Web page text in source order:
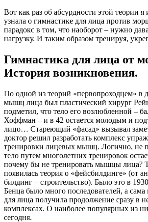
Вот как раз об абсурдности этой теории я
узнала о гимнастике для лица против
парадокс в том, что наоборот – нужно
нагрузку. И таким образом тренируя,
Гимнастика для лица от
История возникновения.
По одной из теорий «первопроходцем» в
мышц лица был пластический хирург
подметил, что тело его возлюбленной –
Хоффман – и в 42 остается молодым и
лицо… Стареющий «фасад» вызывал
доктор решил разработать комплекс
тренировки лицевых мышц. Логично, не
тело путем многолетних тренировок
почему бы не тренировать мышцы лица?
появилась теория о «фейсбилдинге» (от
билдинг – строительство). Было это в
Бенца было много последователей, а сама
для лица получила продолжение сразу в
комплексах. О наиболее популярных из
сегодня.